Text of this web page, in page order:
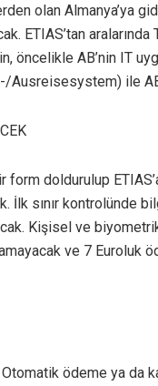
olan Almanya’ya
ETIAS’tan
öncelikle AB’nin IT
ile AB
form doldurulup
sınır kontrolünde
Kişisel ve
ve 7 Euroluk
Otomatik ödeme ya da